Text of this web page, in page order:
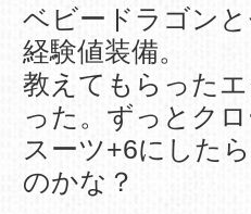
ベビードラゴン
経験値装備。
教えてもらった
った。ずっとク
スーツ+6にした
のかな？